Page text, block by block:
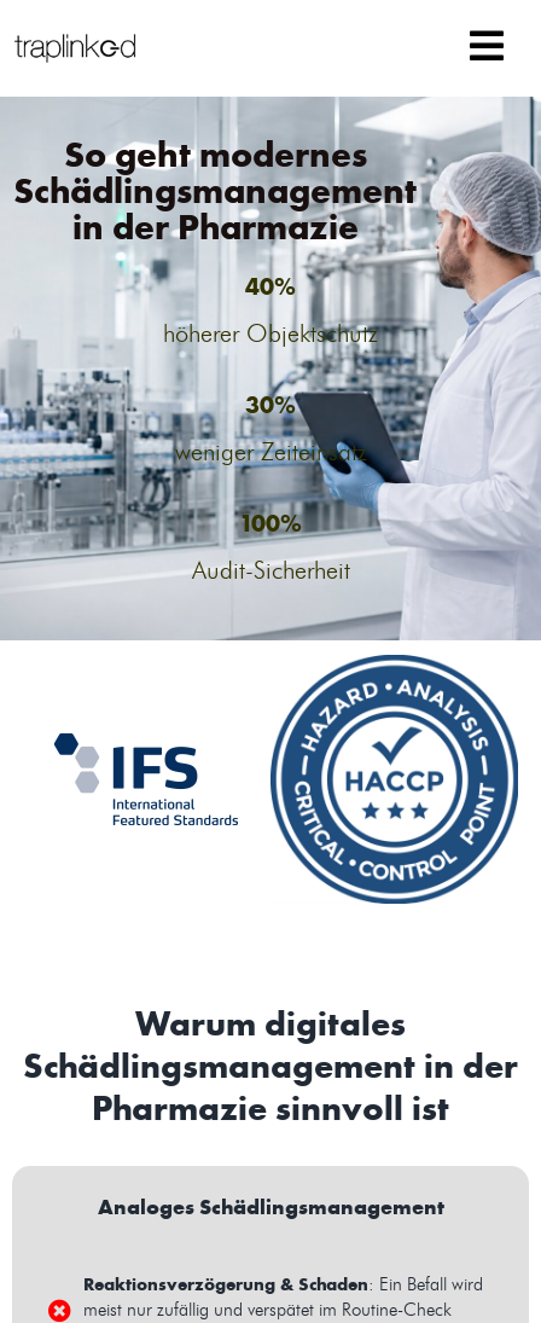
So geht modernes
Schädlingsmanagement
in der Pharmazie
40%
höherer Objektschutz
30%
weniger Zeiteinsatz
100%
Audit-Sicherheit
Warum digitales
Schädlingsmanagement in der
Pharmazie sinnvoll ist
Analoges Schädlingsmanagement
Reaktionsverzögerung & Schaden: Ein Befall wird
meist nur zufällig und verspätet im Routine-Check